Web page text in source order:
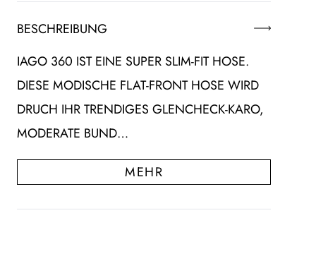
BESCHREIBUNG
IAGO 360 IST EINE SUPER SLIM-FIT HOSE.
DIESE MODISCHE FLAT-FRONT HOSE WIRD
DRUCH IHR TRENDIGES GLENCHECK-KARO,
MODERATE BUND…
MEHR